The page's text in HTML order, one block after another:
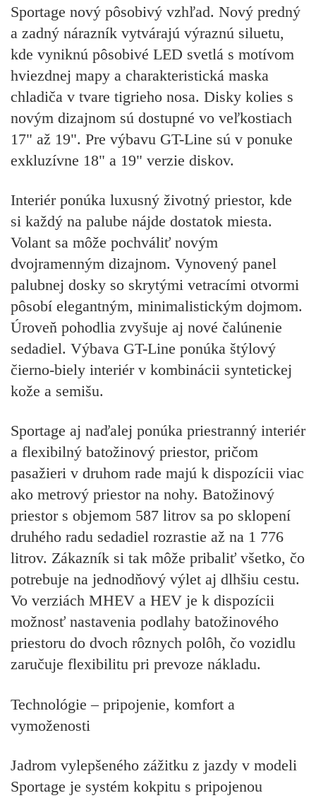
Sportage nový pôsobivý vzhľad. Nový predný
a zadný nárazník vytvárajú výraznú siluetu,
kde vyniknú pôsobivé LED svetlá s motívom
hviezdnej mapy a charakteristická maska
chladiča v tvare tigrieho nosa. Disky kolies s
novým dizajnom sú dostupné vo veľkostiach
17" až 19". Pre výbavu GT-Line sú v ponuke
exkluzívne 18" a 19" verzie diskov.
Interiér ponúka luxusný životný priestor, kde
si každý na palube nájde dostatok miesta.
Volant sa môže pochváliť novým
dvojramenným dizajnom. Vynovený panel
palubnej dosky so skrytými vetracími otvormi
pôsobí elegantným, minimalistickým dojmom.
Úroveň pohodlia zvyšuje aj nové čalúnenie
sedadiel. Výbava GT-Line ponúka štýlový
čierno-biely interiér v kombinácii syntetickej
kože a semišu.
Sportage aj naďalej ponúka priestranný interiér
a flexibilný batožinový priestor, pričom
pasažieri v druhom rade majú k dispozícii viac
ako metrový priestor na nohy. Batožinový
priestor s objemom 587 litrov sa po sklopení
druhého radu sedadiel rozrastie až na 1 776
litrov. Zákazník si tak môže pribaliť všetko, čo
potrebuje na jednodňový výlet aj dlhšiu cestu.
Vo verziách MHEV a HEV je k dispozícii
možnosť nastavenia podlahy batožinového
priestoru do dvoch rôznych polôh, čo vozidlu
zaručuje flexibilitu pri prevoze nákladu.
Technológie – pripojenie, komfort a
vymoženosti
Jadrom vylepšeného zážitku z jazdy v modeli
Sportage je systém kokpitu s pripojenou